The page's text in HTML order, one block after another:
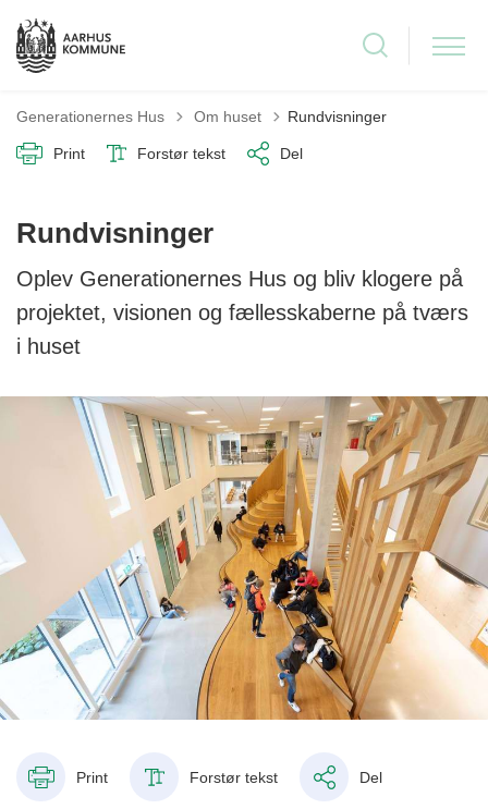
Generationernes Hus Tilbage til
Om huset Rundvisninger
Print Forstør tekst Del
Rundvisninger
Oplev Generationernes Hus og bliv klogere på
projektet, visionen og fællesskaberne på tværs
i huset
Print Forstør tekst Del